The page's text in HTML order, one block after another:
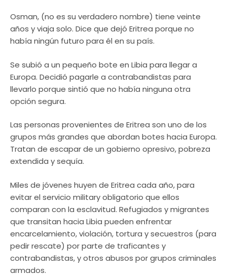
Osman, (no es su verdadero nombre) tiene veinte
años y viaja solo. Dice que dejó Eritrea porque no
había ningún futuro para él en su país.
Se subió a un pequeño bote en Libia para llegar a
Europa. Decidió pagarle a contrabandistas para
llevarlo porque sintió que no había ninguna otra
opción segura.
Las personas provenientes de Eritrea son uno de los
grupos más grandes que abordan botes hacia Europa.
Tratan de escapar de un gobierno opresivo, pobreza
extendida y sequía.
Miles de jóvenes huyen de Eritrea cada año, para
evitar el servicio military obligatorio que ellos
comparan con la esclavitud. Refugiados y migrantes
que transitan hacia Libia pueden enfrentar
encarcelamiento, violación, tortura y secuestros (para
pedir rescate) por parte de traficantes y
contrabandistas, y otros abusos por grupos criminales
armados.